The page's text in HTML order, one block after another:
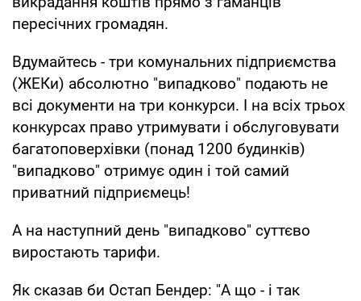
пересічних громадян.
Вдумайтесь - три комунальних підприємства
(ЖЕКи) абсолютно "випадково" подають не
всі документи на три конкурси. І на всіх трьох
конкурсах право утримувати і обслуговувати
багатоповерхівки (понад 1200 будинків)
"випадково" отримує один і той самий
приватний підприємець!
А на наступний день "випадково" суттєво
виростають тарифи.
Як сказав би Остап Бендер: "А що - і так